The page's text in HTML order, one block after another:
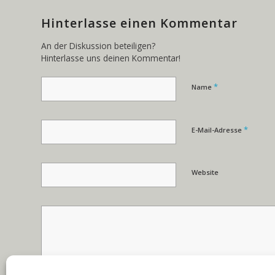
Hinterlasse einen Kommentar
An der Diskussion beteiligen?
Hinterlasse uns deinen Kommentar!
Name *
E-Mail-Adresse *
Website